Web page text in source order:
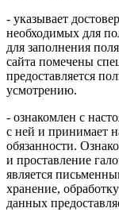
- указывает
необходимых для
для заполнения
сайта помечены
предоставляется
усмотрению.
- ознакомлен с
с ней и принимает
обязанности.
и проставление
является
хранение,
данных